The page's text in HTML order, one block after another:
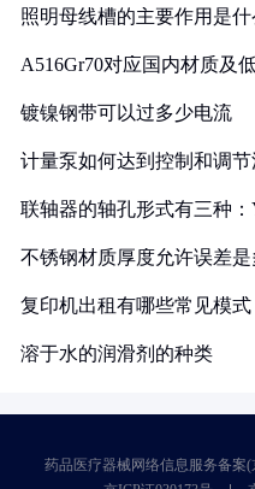
照明母线槽的主要作用是什
A516Gr70对应国内材质及
镀镍钢带可以过多少电流
计量泵如何达到控制和调
联轴器的轴孔形式有三种
不锈钢材质厚度允许误差
复印机出租有哪些常见模式
溶于水的润滑剂的种类
药品医疗器械网络信息服务备案